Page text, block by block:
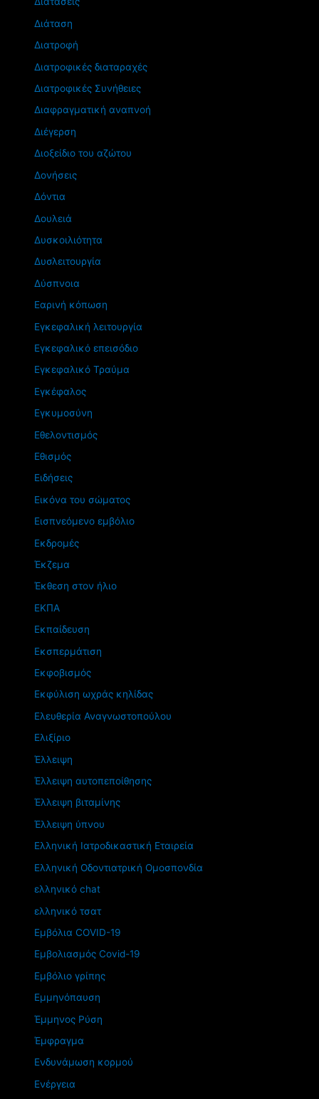
Διάταση
Διατροφή
Διατροφικές διαταραχές
Διατροφικές Συνήθειες
Διαφραγματική αναπνοή
Διέγερση
Διοξείδιο του αζώτου
Δονήσεις
Δόντια
Δουλειά
Δυσκοιλιότητα
Δυσλειτουργία
Δύσπνοια
Εαρινή κόπωση
Εγκεφαλική λειτουργία
Εγκεφαλικό επεισόδιο
Εγκεφαλικό Τραύμα
Εγκέφαλος
Εγκυμοσύνη
Εθελοντισμός
Εθισμός
Ειδήσεις
Εικόνα του σώματος
Εισπνεόμενο εμβόλιο
Εκδρομές
Έκζεμα
Έκθεση στον ήλιο
ΕΚΠΑ
Εκπαίδευση
Εκσπερμάτιση
Εκφοβισμός
Εκφύλιση ωχράς κηλίδας
Ελευθερία Αναγνωστοπούλου
Ελιξίριο
Έλλειψη
Έλλειψη αυτοπεποίθησης
Έλλειψη βιταμίνης
Έλλειψη ύπνου
Ελληνική Ιατροδικαστική Εταιρεία
Ελληνική Οδοντιατρική Ομοσπονδία
ελληνικό chat
ελληνικό τσατ
Εμβόλια COVID-19
Εμβολιασμός Covid-19
Εμβόλιο γρίπης
Εμμηνόπαυση
Έμμηνος Ρύση
Έμφραγμα
Ενδυνάμωση κορμού
Ενέργεια